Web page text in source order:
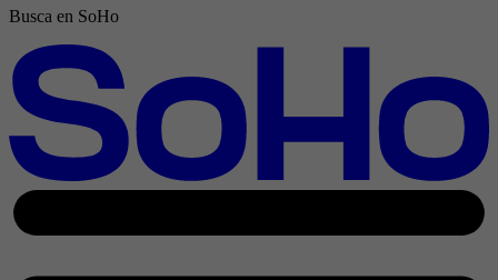
Busca en SoHo